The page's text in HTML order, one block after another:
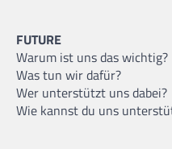
FUTURE
Warum ist uns das wichtig?
Was tun wir dafür?
Wer unterstützt uns dabei?
Wie kannst du uns